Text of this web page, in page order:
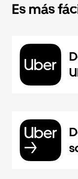
Es más